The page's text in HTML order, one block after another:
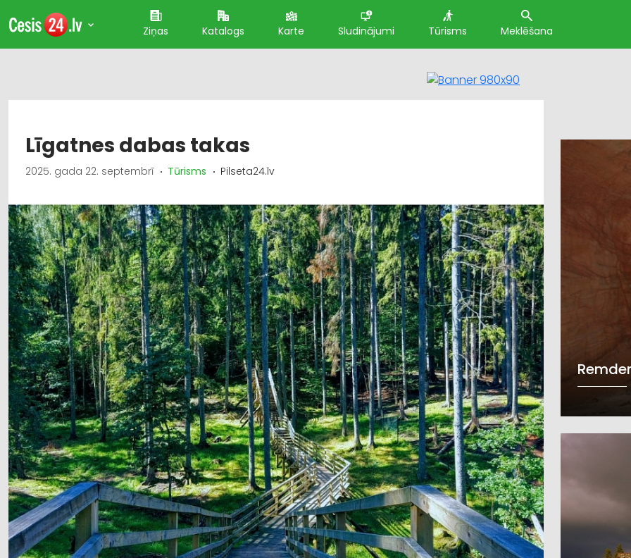
Ziņas Katalogs Karte Sludinājumi Tūrisms Meklēšana
Līgatnes dabas takas
2025. gada 22. septembrī Tūrisms Pilseta24.lv